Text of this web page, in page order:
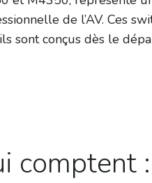
de l’AV. Ces
sont conçus dès le
comptent :